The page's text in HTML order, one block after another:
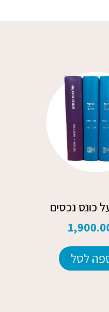
כונס נכסים
לסל